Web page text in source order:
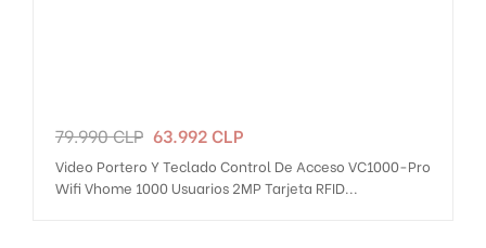
Precio
79.990 CLP Precio
63.992 CLP
Video Portero Y Teclado Control De Acceso VC1000-Pro
Wifi Vhome 1000 Usuarios 2MP Tarjeta RFID...